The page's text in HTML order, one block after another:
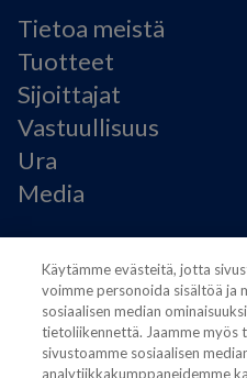
Tietoa meistä
Tuotteet
Sijoittajat
Vastuullisuus
Ura
Media
Käyttöehdot
Modern Slavery Statement
Tietosuojaseloste
Käyttöehdot
Evästeasetukset
Käytämme evästeitä, jotta
voimme personoida sisältöä ja
sosiaalisen median
tietoliikennettä. Jaamme myös
sivustoamme sosiaalisen
analytiikkakumppaneidemme